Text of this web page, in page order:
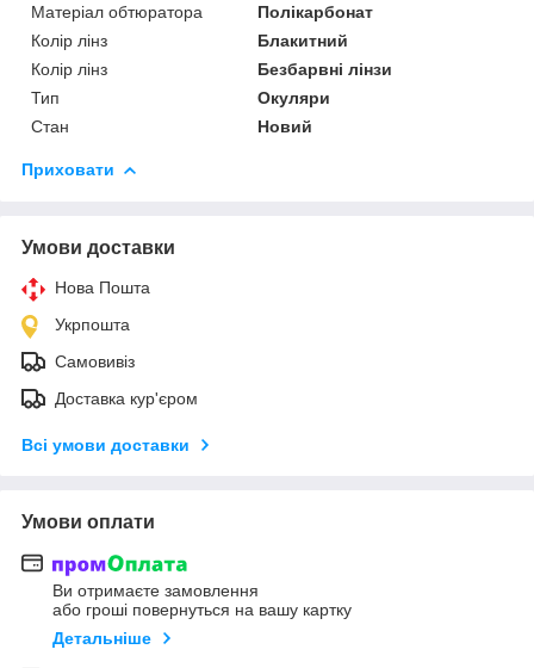
Матеріал обтюратора
Полікарбонат
Колір лінз
Блакитний
Колір лінз
Безбарвні лінзи
Тип
Окуляри
Стан
Новий
Приховати
Умови доставки
Нова Пошта
Укрпошта
Самовивіз
Доставка кур'єром
Всі умови доставки
Умови оплати
Ви отримаєте замовлення
або гроші повернуться на вашу картку
Детальніше